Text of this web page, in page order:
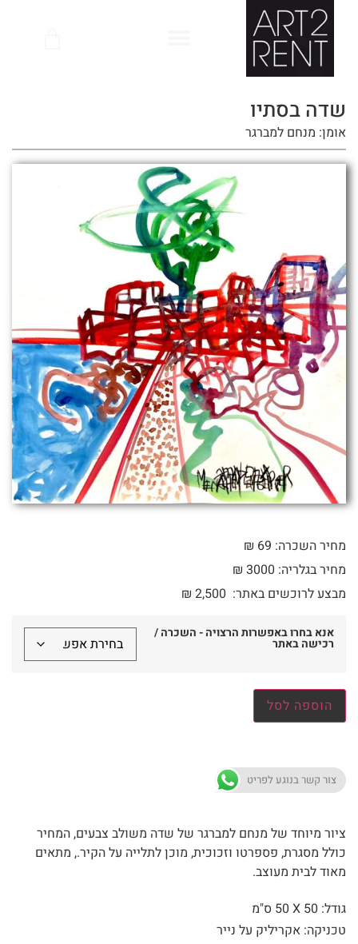
שדה בסתיו
אומן: מנחם למברגר
מחיר השכרה: 69 ₪
מחיר בגלריה: 3000 ₪
מבצע לרוכשים באתר:
₪ 2,500
אנא בחרו באפשרות הרצויה - השכרה /
רכישה באתר
הוספה לסל
צור קשר בנוגע לפריט
ציור מיוחד של מנחם למברגר של שדה משולב צבעים, המחיר
כולל מסגרת, פספרטו וזכוכית, מוכן לתלייה על הקיר., מתאים
מאוד לבית מעוצב.
גודל: 50 X
50 ס"מ
טכניקה: אקריליק על נייר